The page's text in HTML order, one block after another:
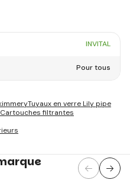
INVITAL
Pour tous
Tuyaux en verre Lily pipe
Cartouches filtrantes